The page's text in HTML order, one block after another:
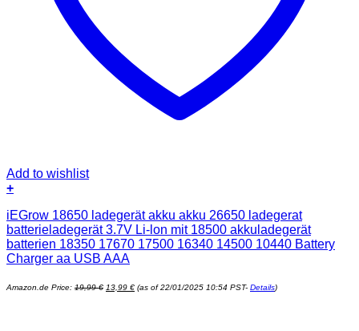
Add to wishlist
+
iEGrow 18650 ladegerät akku akku 26650 ladegerat
batterieladegerät 3.7V Li-lon mit 18500 akkuladegerät
batterien 18350 17670 17500 16340 14500 10440 Battery
Charger aa USB AAA
Amazon.de Price: 19,99€
Ursprünglicher
Preis
13,99 €
Aktueller
Preis
(as of 22/01/2025 10:54 PST- Details)